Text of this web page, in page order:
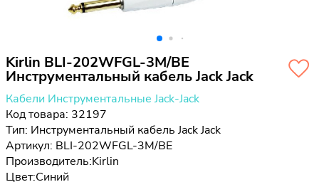
Kirlin BLI-202WFGL-3M/BE
Инструментальный кабель Jack Jack
Кабели Инструментальные Jack-Jack
Код товара: 32197
Тип: Инструментальный кабель Jack Jack
Артикул: BLI-202WFGL-3M/BE
Производитель:Kirlin
Цвет:Синий